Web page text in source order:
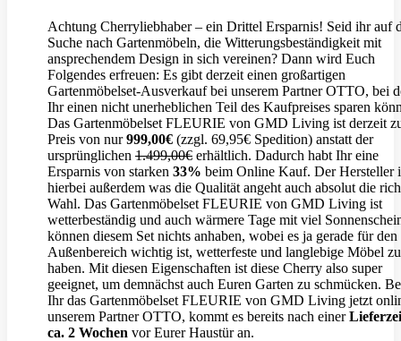
Achtung Cherryliebhaber – ein Drittel Ersparnis! Seid ihr auf
Suche nach Gartenmöbeln, die Witterungsbeständigkeit mit
ansprechendem Design in sich vereinen? Dann wird Euch
Folgendes erfreuen: Es gibt derzeit einen großartigen
Gartenmöbelset-Ausverkauf bei unserem Partner OTTO, bei
Ihr einen nicht unerheblichen Teil des Kaufpreises sparen
Das Gartenmöbelset FLEURIE von GMD Living ist derzeit
Preis von nur999,00€ (zzgl. 69,95€ Spedition) anstatt der
ursprünglichen 1.499,00€ erhältlich. Dadurch habt Ihr eine
Ersparnis von starken 33% beim Online Kauf. Der Hersteller
hierbei außerdem was die Qualität angeht auch absolut die
Wahl. Das Gartenmöbelset FLEURIE von GMD Living ist
wetterbeständig und auch wärmere Tage mit viel
können diesem Set nichts anhaben, wobei es ja gerade für den
Außenbereich wichtig ist, wetterfeste und langlebige Möbel zu
haben. Mit diesen Eigenschaften ist diese Cherry also super
geeignet, um demnächst auch Euren Garten zu schmücken.
Ihr das Gartenmöbelset FLEURIE von GMD Living jetzt
unserem Partner OTTO, kommt es bereits nach einer
ca. 2 Wochen vor Eurer Haustür an.